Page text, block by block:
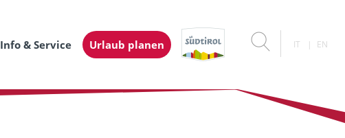
Info & Service Urlaub planen IT EN